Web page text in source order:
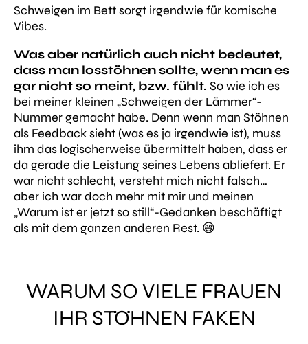
Schweigen im Bett sorgt irgendwie für komische
Vibes.
Was aber natürlich auch nicht bedeutet,
dass man losstöhnen sollte, wenn man es
gar nicht so meint, bzw. fühlt. So wie ich es
bei meiner kleinen „Schweigen der Lämmer“-
Nummer gemacht habe. Denn wenn man Stöhnen
als Feedback sieht (was es ja irgendwie ist), muss
ihm das logischerweise übermittelt haben, dass er
da gerade die Leistung seines Lebens abliefert. Er
war nicht schlecht, versteht mich nicht falsch…
aber ich war doch mehr mit mir und meinen
„Warum ist er jetzt so still“-Gedanken beschäftigt
als mit dem ganzen anderen Rest. 😄
WARUM SO VIELE FRAUEN
IHR STÖHNEN FAKEN